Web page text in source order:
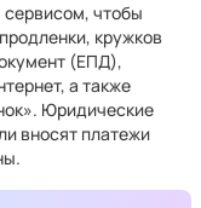
чтобы
кружков
(ЕПД),
а также
Юридические
вносят платежи